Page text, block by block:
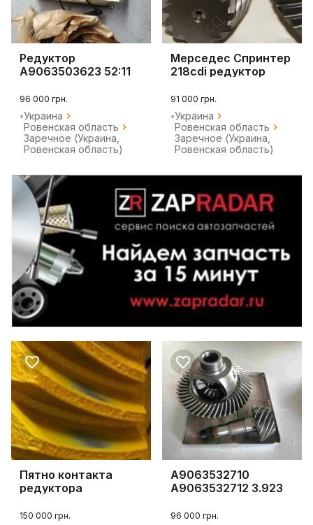
Редуктор
A9063503623 52:11
96 000 грн.
Украина
Ровенская область
Заречное (Украина,
Ровенская область)
Мерседес Спринтер
218cdi редуктор
91 000 грн.
Украина
Ровенская область
Заречное (Украина,
Ровенская область)
Пятно контакта
редуктора
906
150 000 грн.
A9063532710
A9063532712 3.923
96 000 грн.